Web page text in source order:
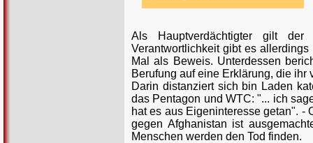
Als Hauptverdächtigter gilt
Verantwortlichkeit gibt es
Mal als Beweis. Unterdessen
Berufung auf eine Erklärung, die
Darin distanziert sich bin Laden
das Pentagon und WTC: "... ich
hat es aus Eigeninteresse getan". -
gegen Afghanistan ist
Menschen werden den Tod finden.